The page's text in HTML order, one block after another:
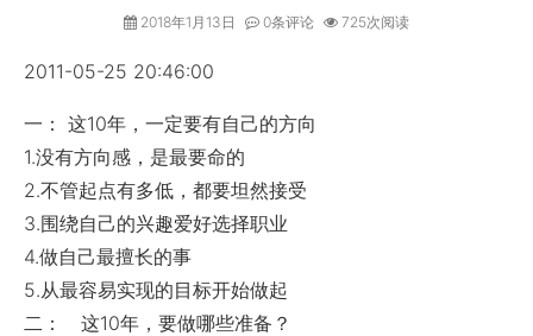
2018年1月13日 0条评论 725次阅读
2011-05-25 20:46:00
一： 这10年，一定要有自己的方向
1.没有方向感，是最要命的
2.不管起点有多低，都要坦然接受
3.围绕自己的兴趣爱好选择职业
4.做自己最擅长的事
5.从最容易实现的目标开始做起
二： 这10年，要做哪些准备？